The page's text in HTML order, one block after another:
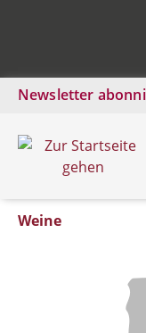
Newsletter
Weine
Bildergalerie